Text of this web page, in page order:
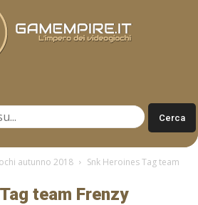
autunno 2018
Snk Heroines Tag team
team Frenzy